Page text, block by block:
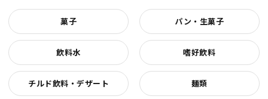
菓子 パン・生菓子
飲料水 嗜好飲料
チルド飲料・デザート 麺類